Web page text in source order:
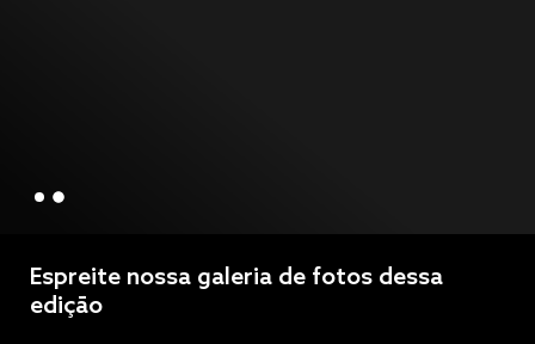
Espreite nossa galeria de fotos dessa
edição